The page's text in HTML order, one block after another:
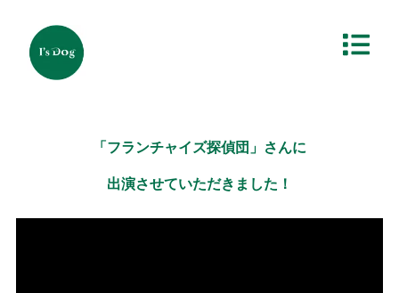
「フランチャイズ探偵団」さんに
出演させていただきました！